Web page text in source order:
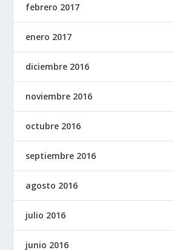
febrero 2017
enero 2017
diciembre 2016
noviembre 2016
octubre 2016
septiembre 2016
agosto 2016
julio 2016
junio 2016